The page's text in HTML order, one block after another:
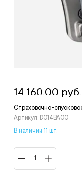
Страховочно-
Артикул: D014BA00
14 160.00 руб.
В наличии 11 шт.